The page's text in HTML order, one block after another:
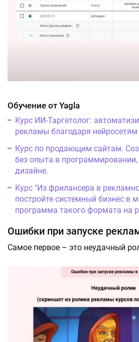
Обучение от Yagla
Курс ИИ-Таргетолог:
рекламы благодаря нейросетям
Курс по продающим сайтам.
без опыта в программировании,
дизайне.
Курс "Из фрилансера в
постройте системный бизнес в
программа такого формата на
Ошибки при запуске
Самое первое – это неудачный